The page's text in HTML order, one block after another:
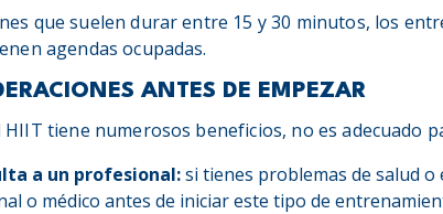
que suelen durar entre 15 y 30 minutos, los
agendas ocupadas.
ANTES DE EMPEZAR
HIIT tiene numerosos beneficios, no es adecuado
a un profesional:si tienes problemas de salud
o médico antes de iniciar este tipo de